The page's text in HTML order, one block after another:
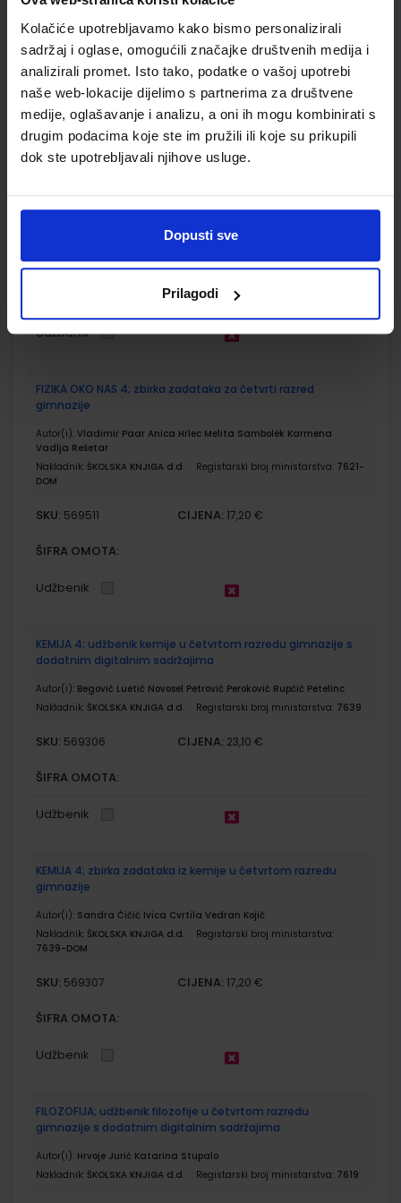
Kolačiće upotrebljavamo kako bismo personalizirali
sadržaj i oglase, omogućili značajke društvenih medija i
analizirali promet. Isto tako, podatke o vašoj upotrebi
naše web-lokacije dijelimo s partnerima za društvene
medije, oglašavanje i analizu, a oni ih mogu kombinirati s
drugim podacima koje ste im pružili ili koje su prikupili
dok ste upotrebljavali njihove usluge.
Dopusti sve
Prilagodi
SKU:569297 CIJENA:17,20 €
ŠIFRA OMOTA:
Udžbenik
FIZIKA OKO NAS 4; udžbenik fizike u četvrtom razredu
Autor(i):Paar Hrlec Vadlja Rešetar Sambolek
SKU:569301 CIJENA:23,60 €
Udžbenik
FIZIKA OKO NAS 4; zbirka zadataka za četvrti razred
gimnazije
Autor(i): Vladimir Paar Anica Hrlec Melita Sambolek Karmena
Vadlja Rešetar
Nakladnik: ŠKOLSKA KNJIGA d.d. Registarski broj ministarstva: 7621-
DOM
SKU: 569511 CIJENA: 17,20 €
ŠIFRA OMOTA:
Udžbenik
KEMIJA 4; udžbenik kemije u četvrtom razredu gimnazije s
dodatnim digitalnim sadržajima
Autor(i): Begović Luetić Novosel Petrović Peroković Rupčić Petelinc
Nakladnik: ŠKOLSKA KNJIGA d.d. Registarski broj ministarstva: 7639
SKU: 569306 CIJENA: 23,10 €
ŠIFRA OMOTA:
Udžbenik
KEMIJA 4; zbirka zadataka iz kemije u četvrtom razredu
gimnazije
Autor(i): Sandra Čičić Ivica Cvrtila Vedran Kojić
Nakladnik: ŠKOLSKA KNJIGA d.d.
Registarski broj ministarstva:
7639-DOM
SKU: 569307 CIJENA: 17,20 €
ŠIFRA OMOTA:
Udžbenik
FILOZOFIJA; udžbenik filozofije u četvrtom razredu
gimnazije s dodatnim digitalnim sadržajima
Autor(i): Hrvoje Jurić Katarina Stupalo
Nakladnik: ŠKOLSKA KNJIGA d.d. Registarski broj ministarstva: 7619